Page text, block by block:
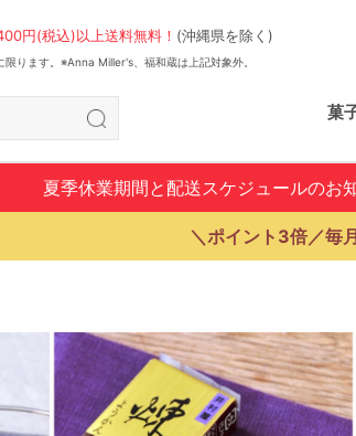
円(税込)以上送料無料！ (沖縄県を除く)
限ります。※Anna Miller's、福和蔵は上記対象外。
菓
夏季休業期間と配送スケジュールのお
＼ポイント3倍／毎